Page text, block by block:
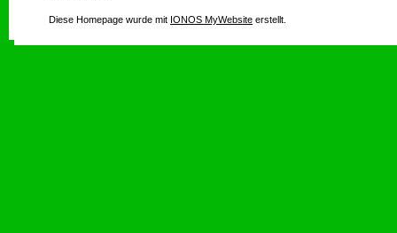
Diese Homepage wurde mit IONOS MyWebsite erstellt.